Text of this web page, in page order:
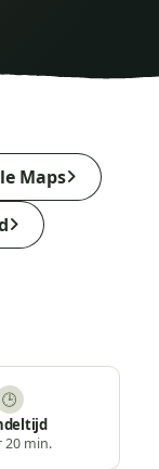
Maps
🕒
20 min.